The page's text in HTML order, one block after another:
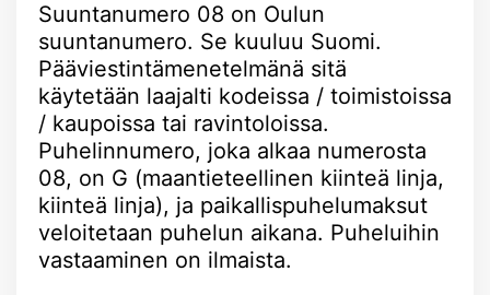
Suuntanumero 08 on Oulun
suuntanumero. Se kuuluu Suomi.
Pääviestintämenetelmänä sitä
käytetään laajalti kodeissa / toimistoissa
/ kaupoissa tai ravintoloissa.
Puhelinnumero, joka alkaa numerosta
08, on G (maantieteellinen kiinteä linja,
kiinteä linja), ja paikallispuhelumaksut
veloitetaan puhelun aikana. Puheluihin
vastaaminen on ilmaista.